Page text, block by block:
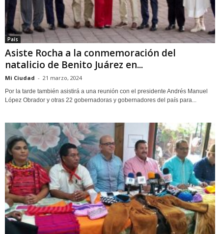
País
Asiste Rocha a la conmemoración del
natalicio de Benito Juárez en...
Mi Ciudad - 21 marzo, 2024
Por la tarde también asistirá a una reunión con el presidente Andrés Manuel
López Obrador y otras 22 gobernadoras y gobernadores del país para...